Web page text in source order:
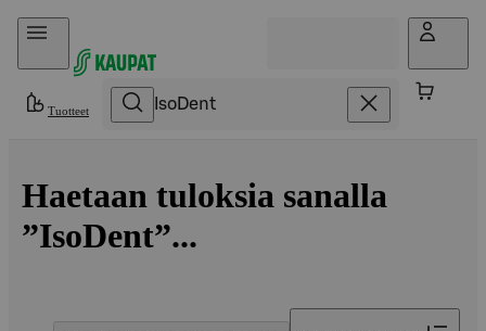
Hyppää sisältöön
Tuotteet
Haetaan tuloksia sanalla
”IsoDent”...